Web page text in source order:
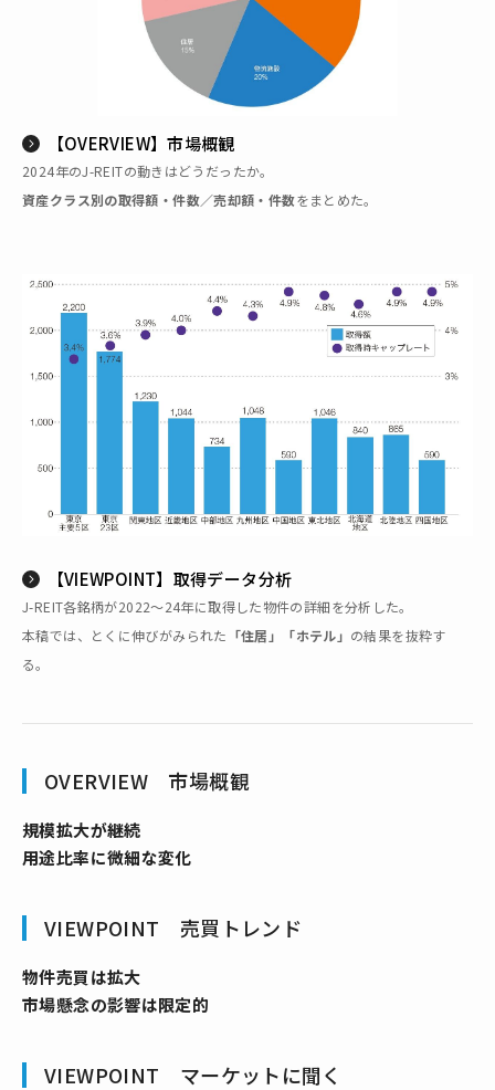
【OVERVIEW】市場概観
2024年のJ-REITの動きはどうだったか。
資産クラス別の取得額・件数／売却額・件数をまとめた。
【VIEWPOINT】取得データ分析
J-REIT各銘柄が2022～24年に取得した物件の詳細を分析した。
本稿では、とくに伸びがみられた 「住居」「ホテル」 の結果を抜粋す
る。
OVERVIEW 市場概観
規模拡大が継続
用途比率に微細な変化
VIEWPOINT 売買トレンド
物件売買は拡大
市場懸念の影響は限定的
VIEWPOINT マーケットに聞く